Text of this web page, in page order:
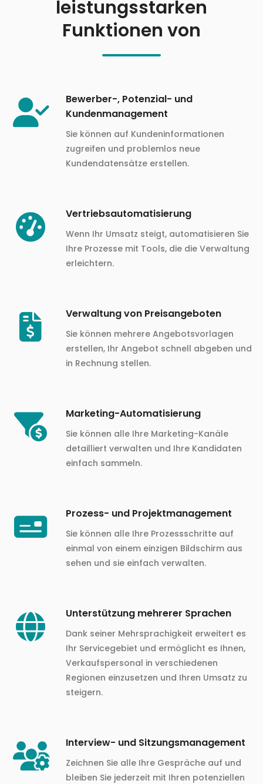
leistungsstarken
Funktionen von
Bewerber-, Potenzial- und
Kundenmanagement
Sie können auf Kundeninformationen
zugreifen und problemlos neue
Kundendatensätze erstellen.
Vertriebsautomatisierung
Wenn Ihr Umsatz steigt, automatisieren Sie
Ihre Prozesse mit Tools, die die Verwaltung
erleichtern.
Verwaltung von Preisangeboten
Sie können mehrere Angebotsvorlagen
erstellen, Ihr Angebot schnell abgeben und
in Rechnung stellen.
Marketing-Automatisierung
Sie können alle Ihre Marketing-Kanäle
detailliert verwalten und Ihre Kandidaten
einfach sammeln.
Prozess- und Projektmanagement
Sie können alle Ihre Prozessschritte auf
einmal von einem einzigen Bildschirm aus
sehen und sie einfach verwalten.
Unterstützung mehrerer Sprachen
Dank seiner Mehrsprachigkeit erweitert es
Ihr Servicegebiet und ermöglicht es Ihnen,
Verkaufspersonal in verschiedenen
Regionen einzusetzen und Ihren Umsatz zu
steigern.
Interview- und Sitzungsmanagement
Zeichnen Sie alle Ihre Gespräche auf und
bleiben Sie jederzeit mit Ihren potenziellen